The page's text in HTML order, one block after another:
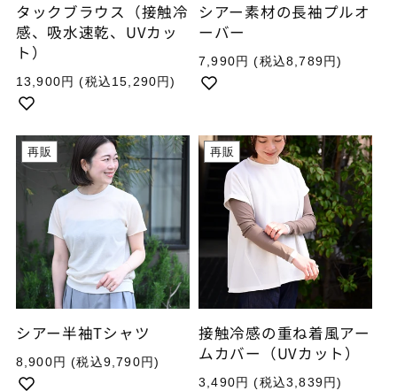
タックブラウス（接触冷
感、吸水速乾、UVカッ
ト）
通
常
価
格
13,900円(税込15,290円)
シアー素材の長袖プルオ
ーバー
通
常
価
7,990円(税込8,789円)
再販
シアー半袖Tシャツ
通
常
8,900円(税込9,790円)
再販
接触冷感の重ね着風アー
ムカバー（UVカット）
通
3,490円(税込3,839円)